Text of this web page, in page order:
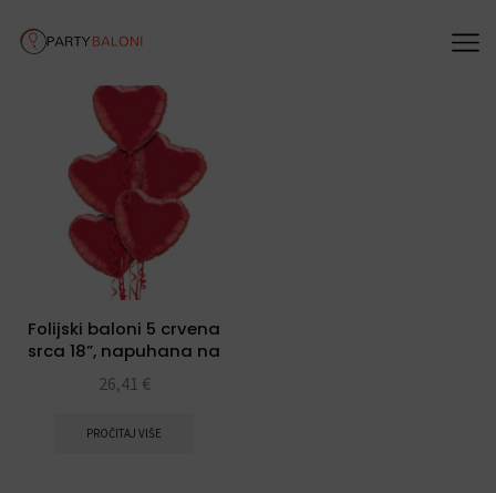
Folijski baloni 5 crvena
srca 18”, napuhana na
helij
26,41 €
PROČITAJ VIŠE